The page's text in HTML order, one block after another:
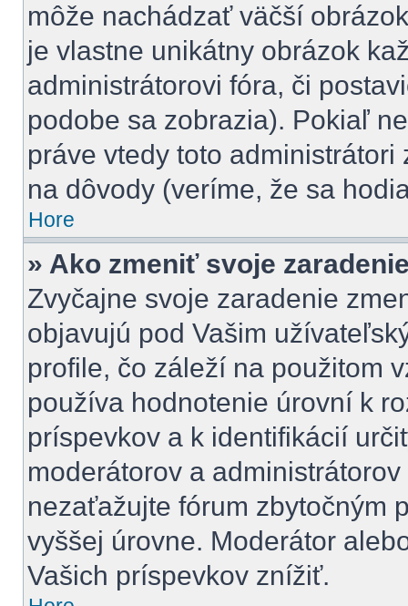
môže nachádzať väčší
je vlastne unikátny obrázok
administrátorovi fóra, či
podobe sa zobrazia). Pokiaľ
práve vtedy toto
na dôvody (veríme, že sa
Hore
» Ako zmeniť svoje
Zvyčajne svoje zaradenie
objavujú pod Vašim
profile, čo záleží na použitom
používa hodnotenie úrovní k
príspevkov a k identifikácií
moderátorov a
nezaťažujte fórum zbytočným
vyššej úrovne. Moderátor
Vašich príspevkov znížiť.